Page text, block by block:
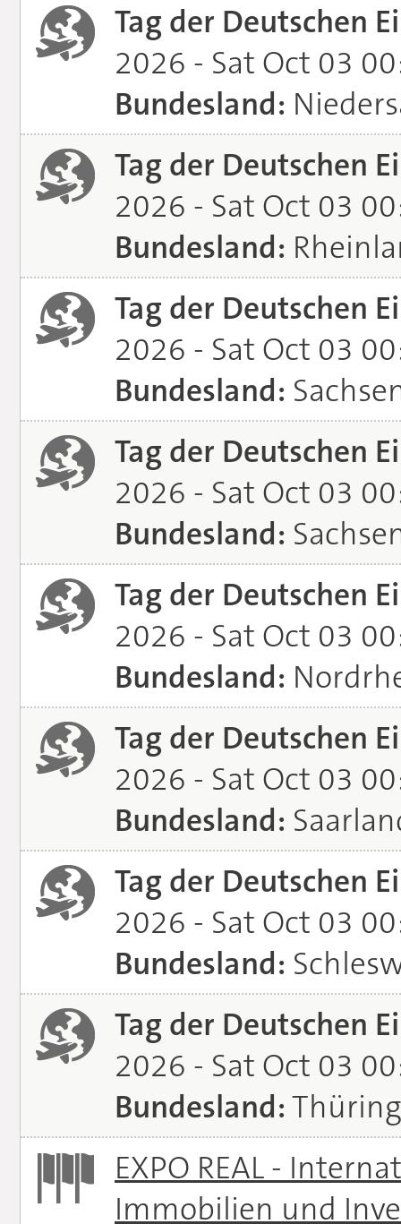
Tag der Deutschen
2026 - Sat Oct 03
Bundesland:
Tag der Deutschen
2026 - Sat Oct 03
Bundesland:
Tag der Deutschen
2026 - Sat Oct 03
Bundesland:
Tag der Deutschen
2026 - Sat Oct 03
Bundesland:
Tag der Deutschen
2026 - Sat Oct 03
Bundesland:
Tag der Deutschen
2026 - Sat Oct 03
Bundesland:
Tag der Deutschen
2026 - Sat Oct 03
Bundesland:
Tag der Deutschen
2026 - Sat Oct 03
Bundesland:
EXPO REAL -
Immobilien und